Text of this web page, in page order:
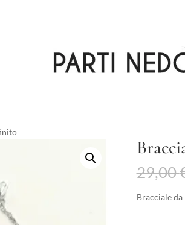
29,00
Bracciale da